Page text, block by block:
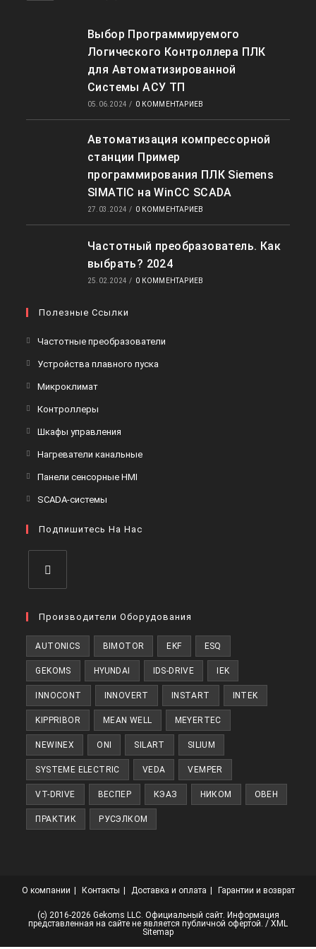
Выбор Программируемого
Логического Контроллера ПЛК
для Автоматизированной
Системы АСУ ТП
05.06.2024 / 0 КОММЕНТАРИЕВ
Автоматизация компрессорной
станции Пример
программирования ПЛК Siemens
SIMATIC на WinCC SCADA
27.03.2024 / 0 КОММЕНТАРИЕВ
Частотный преобразователь. Как
выбрать? 2024
25.02.2024 / 0 КОММЕНТАРИЕВ
Полезные Ссылки
Частотные преобразователи
Устройства плавного пуска
МикроклиматОткроется
вкладке
Контроллеры
вкладке
Шкафы управления
вкладке
Нагреватели канальныеОткроется
Панели сенсорные HMI
вкладке
SCADA-системы
новой
Подпишитесь На Нас
в
вкладке
Производители Оборудования
AUTONICS BIMOTOR EKF ESQ
GEKOMS HYUNDAI IDS-DRIVE IEK
INNOCONT INNOVERT INSTART INTEK
KIPPRIBOR MEAN WELL MEYERTEC
NEWINEX ONI SILART SILIUM
SYSTEME ELECTRIC VEDA VEMPER
VT-DRIVE ВЕСПЕР КЭАЗ НИКОМ ОВЕН
ПРАКТИК РУСЭЛКОМ
О компании Контакты Доставка и оплата Гарантии и возврат
(с) 2016-2026 Gekoms LLC. Официальный сайт. Информация
представленная на сайте не является публичной офертой. / XML
Sitemap